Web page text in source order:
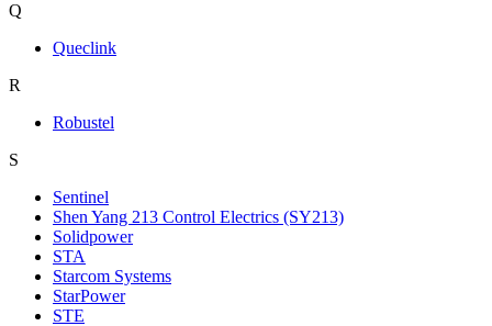
Q
Queclink
R
Robustel
S
Sentinel
Shen Yang 213 Control Electrics (SY213)
Solidpower
STA
Starcom Systems
StarPower
STE